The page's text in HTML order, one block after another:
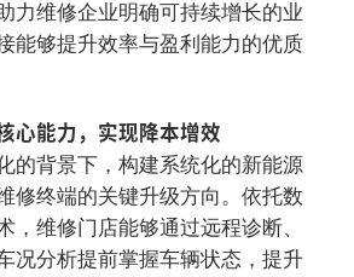
力维修企业明确可持续增长的业
能够提升效率与盈利能力的优质
心能力，实现降本增效
的背景下，构建系统化的新能源
修终端的关键升级方向。依托数
，维修门店能够通过远程诊断、
况分析提前掌握车辆状态，提升